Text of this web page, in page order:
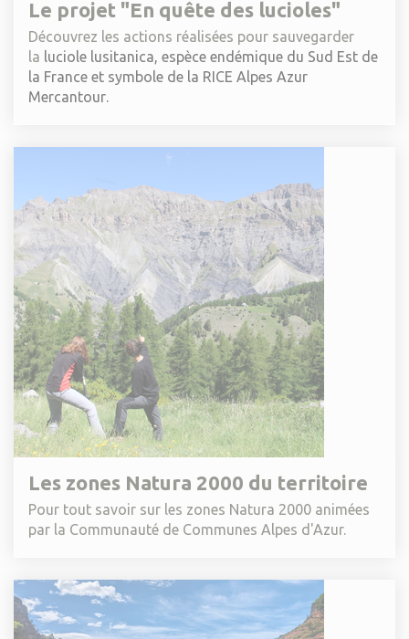
Le projet "En quête des lucioles"
Découvrez les actions réalisées pour sauvegarder
la luciole lusitanica, espèce endémique du Sud Est de
la France et symbole de la RICE Alpes Azur
Mercantour.
Les zones Natura 2000 du territoire
Pour tout savoir sur les zones Natura 2000 animées
par la Communauté de Communes Alpes d'Azur.